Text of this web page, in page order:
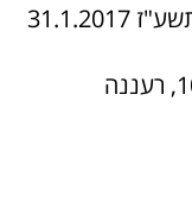
פתיחה חגיגית: יום שלישי ד' בשבט תשע"ז 31.1.2017